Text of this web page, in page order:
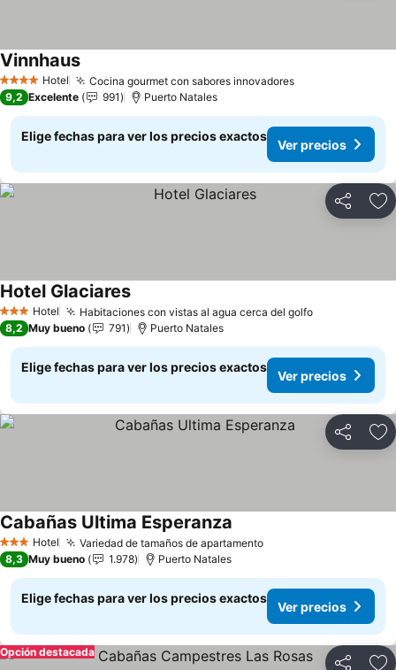
4 EstrellasHotel Cocina gourmet con sabores innovadoresVer precios
VinnhausVer precios
9,2 Excelente 991 Puerto Natales
Elige fechas para ver los precios exactos
Ver precios
Compartir
3 Estrellas
Hotel Habitaciones con vistas al agua cerca del golfoVer precios
Hotel GlaciaresVer precios
8,2 Muy bueno 791 Puerto Natales
Elige fechas para ver los precios exactos
Ver precios
Compartir
3 Estrellas
Hotel Variedad de tamaños de apartamentoVer precios
Cabañas Ultima Esperanza
8,3 Muy bueno 1.978 Puerto Natales
Elige fechas para ver los precios exactos
Ver precios
Opción destacada